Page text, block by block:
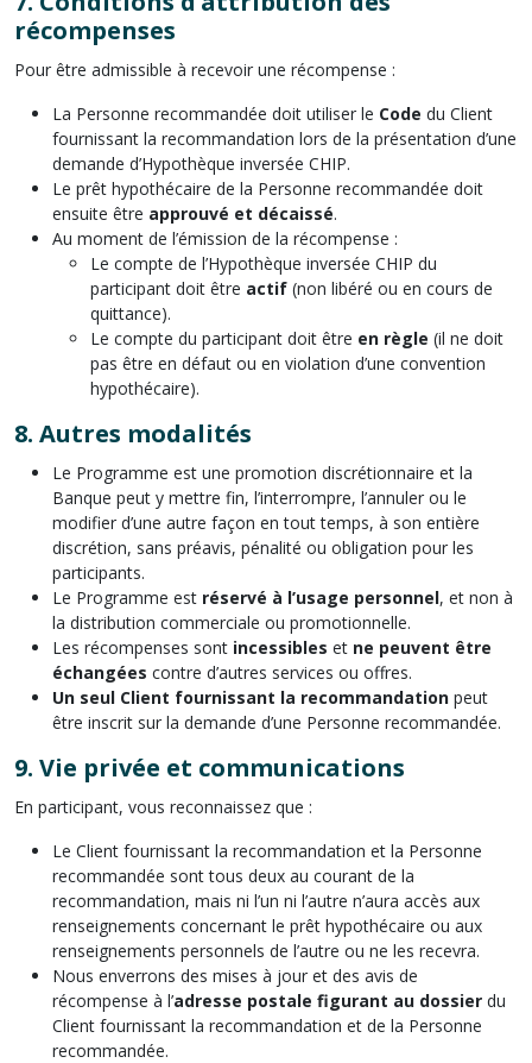
récompenses
Pour être admissible à recevoir une récompense :
La Personne recommandée doit utiliser le Code du Client
fournissant la recommandation lors de la présentation d’une
demande d’Hypothèque inversée CHIP.
Le prêt hypothécaire de la Personne recommandée doit
ensuite être approuvé et décaissé.
Au moment de l’émission de la récompense :
Le compte de l’Hypothèque inversée CHIP du
participant doit être actif (non libéré ou en cours de
quittance).
Le compte du participant doit être en règle (il ne doit
pas être en défaut ou en violation d’une convention
hypothécaire).
8. Autres modalités
Le Programme est une promotion discrétionnaire et la
Banque peut y mettre fin, l’interrompre, l’annuler ou le
modifier d’une autre façon en tout temps, à son entière
discrétion, sans préavis, pénalité ou obligation pour les
participants.
Le Programme est réservé à l’usage personnel, et non à
la distribution commerciale ou promotionnelle.
Les récompenses sont incessibles et ne peuvent être
échangées contre d’autres services ou offres.
Un seul Client fournissant la recommandation peut
être inscrit sur la demande d’une Personne recommandée.
9. Vie privée et communications
En participant, vous reconnaissez que :
Le Client fournissant la recommandation et la Personne
recommandée sont tous deux au courant de la
recommandation, mais ni l’un ni l’autre n’aura accès aux
renseignements concernant le prêt hypothécaire ou aux
renseignements personnels de l’autre ou ne les recevra.
Nous enverrons des mises à jour et des avis de
récompense à l’adresse postale figurant au dossier du
Client fournissant la recommandation et de la Personne
recommandée.